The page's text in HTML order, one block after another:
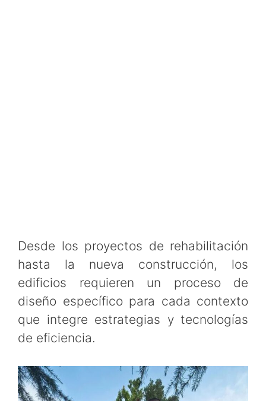
Desde los proyectos de rehabilitación
hasta la nueva construcción, los
edificios requieren un proceso de
diseño específico para cada contexto
que integre estrategias y tecnologías
de eficiencia.